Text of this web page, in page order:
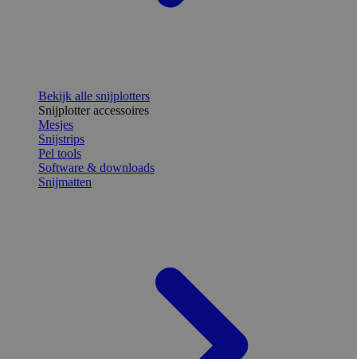
Bekijk alle snijplotters
Snijplotter accessoires
Mesjes
Snijstrips
Pel tools
Software & downloads
Snijmatten